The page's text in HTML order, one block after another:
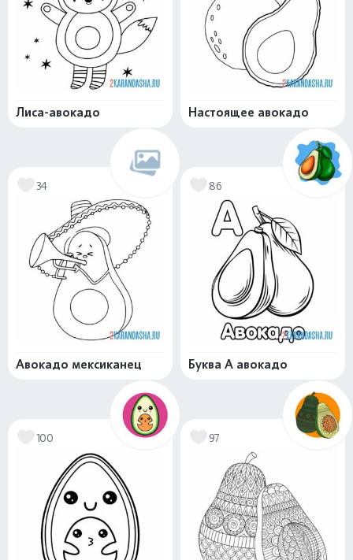
Лиса-авокадо Настоящее авокадо
34
Авокадо мексиканец
86
Буква А авокадо
100 97